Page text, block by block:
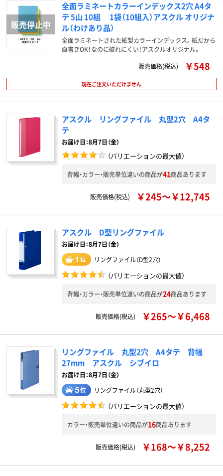
全面ラミネートカラーインデックス2穴 A4タ
テ 5山 10組 1袋（10組入）アスクル オリジナ
ル（わけあり品）
全面ラミネートされた紙製カラーインデックス。紙だから
直書きOK！なのに破れにくい！アスクルオリジナル。
販売価格(税込)
￥548
現在ご注文いただけません
アスクル リングファイル 丸型2穴 A4タ
テ
お届け日：8月7日（金）
（バリエーションの最大値）
背幅・カラー・販売単位違いの商品が41商品あります
販売価格(税込) ￥245～￥12,745
アスクル D型リングファイル
お届け日：8月7日（金）
リングファイル（D型2穴）
（バリエーションの最大値）
背幅・カラー・販売単位違いの商品が24商品あります
販売価格(税込) ￥265～￥6,468
リングファイル 丸型2穴 A4タテ 背幅
27mm アスクル シブイロ
お届け日：8月7日（金）
リングファイル（丸型2穴）
（バリエーションの最大値）
カラー・販売単位違いの商品が16商品あります
販売価格(税込) ￥168～￥8,252